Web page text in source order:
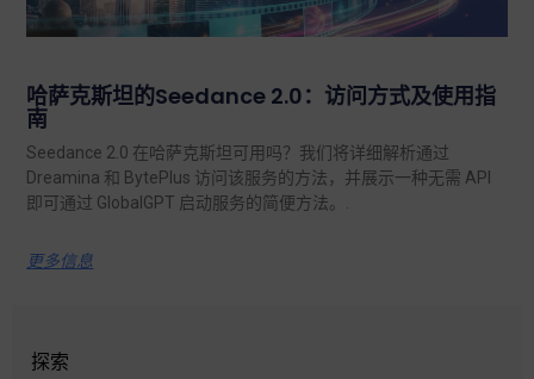
哈萨克斯坦的Seedance 2.0：访问方式及使用指
南
Seedance 2.0 在哈萨克斯坦可用吗？我们将详细解析通过
Dreamina 和 BytePlus 访问该服务的方法，并展示一种无需 API
即可通过 GlobalGPT 启动服务的简便方法。.
更多信息
探索